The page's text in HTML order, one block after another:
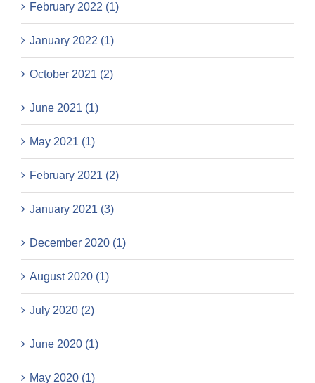
February 2022 (1)
January 2022 (1)
October 2021 (2)
June 2021 (1)
May 2021 (1)
February 2021 (2)
January 2021 (3)
December 2020 (1)
August 2020 (1)
July 2020 (2)
June 2020 (1)
May 2020 (1)